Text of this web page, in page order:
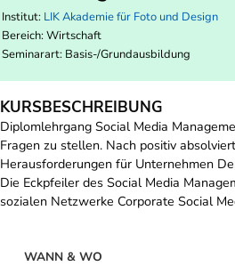
Institut: LIK Akademie für Foto und Design
Bereich: Wirtschaft
Seminarart: Basis-/Grundausbildung
KURSBESCHREIBUNG
Diplomlehrgang Social Media
Fragen zu stellen. Nach positiv
Herausforderungen für Unternehmen
Die Eckpfeiler des Social Media
sozialen Netzwerke Corporate Social
WANN & WO